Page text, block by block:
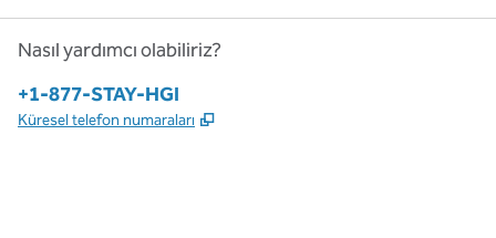
Nasıl yardımcı olabiliriz?
Telefon:
+1-877-STAY-HGI
Küresel telefon numaraları ,